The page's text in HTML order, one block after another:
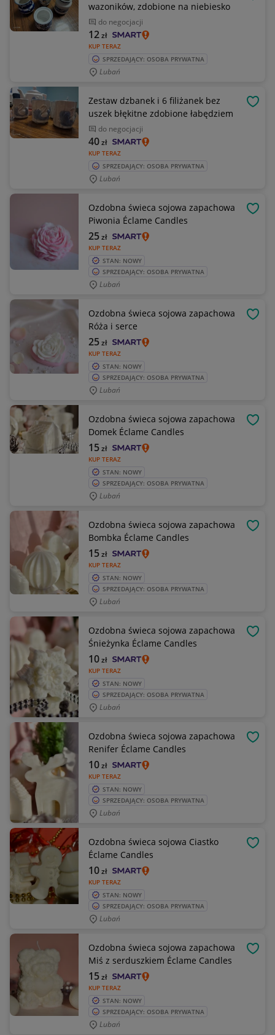
wazoników, zdobione na niebiesko
do negocjacji
KUP TERAZ
12zł
SPRZEDAJĄCY: OSOBA PRYWATNA
Lubań
Zestaw dzbanek i 6 filiżanek bez
uszek błękitne zdobione łabędziem
do negocjacji
KUP TERAZ
40zł
SPRZEDAJĄCY: OSOBA PRYWATNA
Lubań
Ozdobna świeca sojowa zapachowa
Piwonia Éclame Candles
KUP TERAZ
25zł
STAN: NOWY
SPRZEDAJĄCY: OSOBA PRYWATNA
Lubań
Ozdobna świeca sojowa zapachowa
Róża i serce
KUP TERAZ
25zł
STAN: NOWY
SPRZEDAJĄCY: OSOBA PRYWATNA
Lubań
Ozdobna świeca sojowa zapachowa
Domek Éclame Candles
KUP TERAZ
15zł
STAN: NOWY
SPRZEDAJĄCY: OSOBA PRYWATNA
Lubań
Ozdobna świeca sojowa zapachowa
Bombka Éclame Candles
KUP TERAZ
15zł
STAN: NOWY
SPRZEDAJĄCY: OSOBA PRYWATNA
Lubań
Ozdobna świeca sojowa zapachowa
Śnieżynka Éclame Candles
KUP TERAZ
10zł
STAN: NOWY
SPRZEDAJĄCY: OSOBA PRYWATNA
Lubań
Ozdobna świeca sojowa zapachowa
Renifer Éclame Candles
KUP TERAZ
10zł
STAN: NOWY
SPRZEDAJĄCY: OSOBA PRYWATNA
Lubań
Ozdobna świeca sojowa Ciastko
Éclame Candles
KUP TERAZ
10zł
STAN: NOWY
SPRZEDAJĄCY: OSOBA PRYWATNA
Lubań
Ozdobna świeca sojowa zapachowa
Miś z serduszkiem Éclame Candles
KUP TERAZ
15zł
STAN: NOWY
SPRZEDAJĄCY: OSOBA PRYWATNA
Lubań